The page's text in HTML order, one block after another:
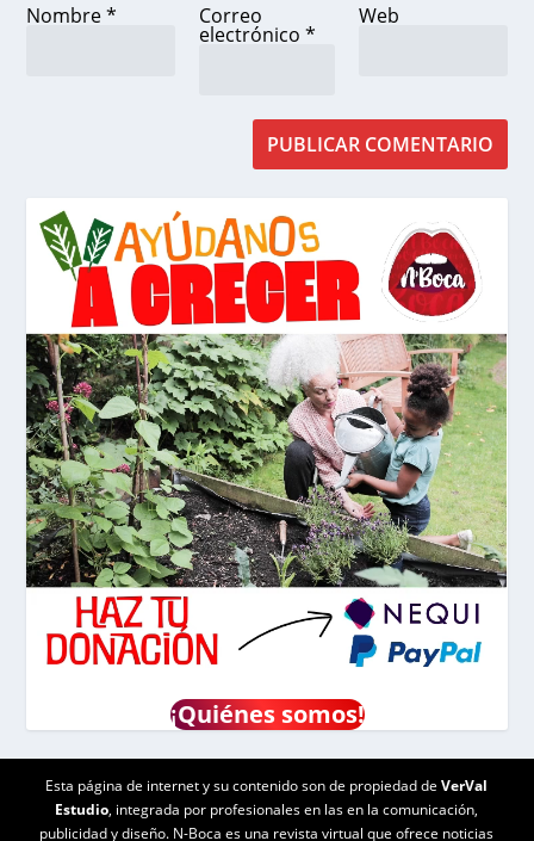
Nombre* Correo
electrónico *
Web
¡Quiénes somos!
Esta página de internet y su contenido son de propiedad deVerVal
Estudio, integrada por profesionales en las en la comunicación,
publicidad y diseño. N-Boca es una revista virtual que ofrece noticias